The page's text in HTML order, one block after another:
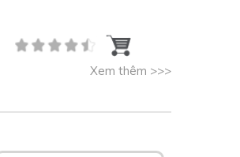
Xem thêm >>>